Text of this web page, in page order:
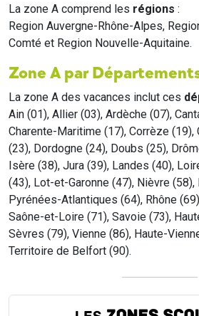
La zone A comprend les régions :
Region Auvergne-Rhône-Alpes,
Comté et Region Nouvelle-Aquitaine.
Zone A par
La zone A des vacances inclut ces
Ain (01), Allier (03), Ardèche (07),
Charente-Maritime (17), Corrèze (19),
(23), Dordogne (24), Doubs (25),
Isère (38), Jura (39), Landes (40),
(43), Lot-et-Garonne (47), Nièvre
Pyrénées-Atlantiques (64), Rhône
Saône-et-Loire (71), Savoie (73),
Sèvres (79), Vienne (86), Haute-
Territoire de Belfort (90).